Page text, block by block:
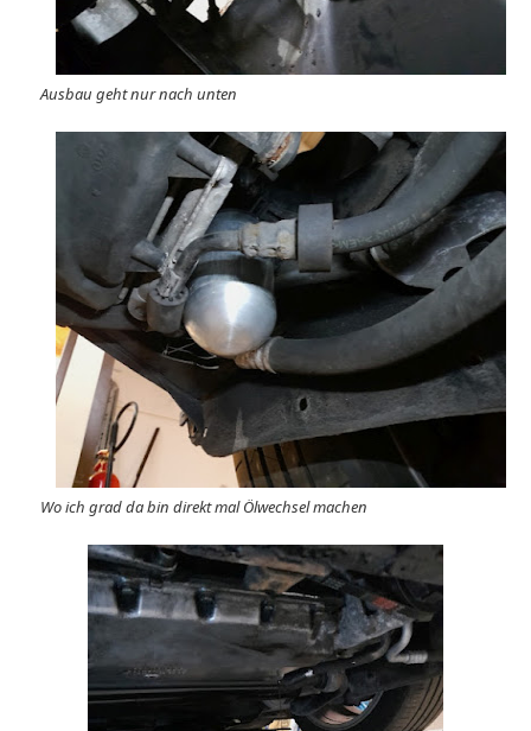
Ausbau geht nur nach unten
Wo ich grad da bin direkt mal Ölwechsel machen